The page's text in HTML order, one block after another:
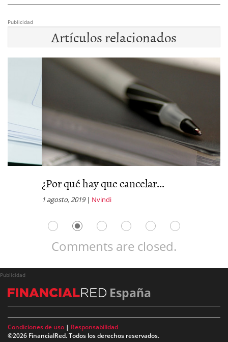
Publicidad
Artículos relacionados
¿Por qué hay que cancelar...
1 agosto, 2019|Nvindi
Comments are closed.
Publicidad
España
Condiciones de uso | Responsabilidad
©2026 FinancialRed. Todos los derechos reservados.